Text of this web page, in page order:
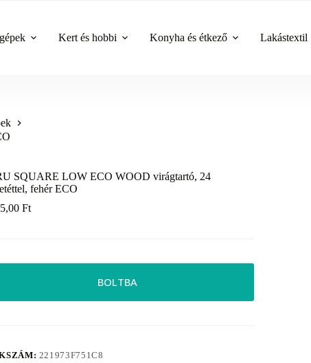
Kert és hobbi Konyha és étkező Lakástextil
SQUARE LOW ECO WOOD virágtartó, 24
fehér ECO
Ft
BOLTBA
221973F751C8